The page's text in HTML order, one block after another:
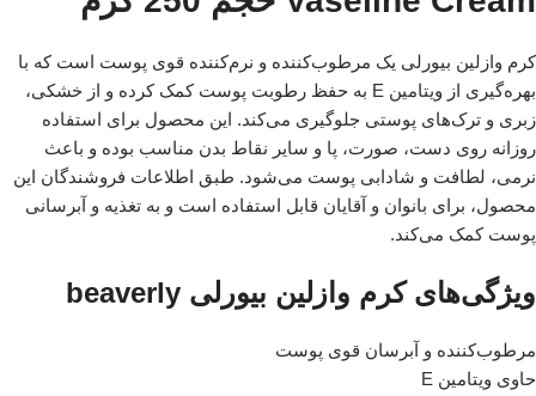
کرم وازلین بیورلی یک مرطوب‌کننده و نرم‌کننده قوی پوست است که با
بهره‌گیری از ویتامین E به حفظ رطوبت پوست کمک کرده و از خشکی،
زبری و ترک‌های پوستی جلوگیری می‌کند. این محصول برای استفاده
روزانه روی دست، صورت، پا و سایر نقاط بدن مناسب بوده و باعث
نرمی، لطافت و شادابی پوست می‌شود. طبق اطلاعات فروشندگان این
محصول، برای بانوان و آقایان قابل استفاده است و به تغذیه و آبرسانی
پوست کمک می‌کند.
ویژگی‌های کرم وازلین بیورلی beaverly
مرطوب‌کننده و آبرسان قوی پوست
حاوی ویتامین E